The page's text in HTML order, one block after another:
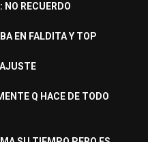
RECUERDO
EN FALDITA Y TOP
Q HACE DE TODO